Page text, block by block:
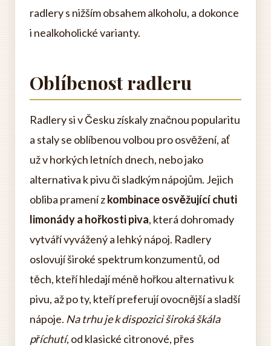
radlery s nižším obsahem alkoholu, a dokonce
i nealkoholické varianty.
Oblíbenost radleru
Radlery si v Česku získaly značnou popularitu
a staly se oblíbenou volbou pro osvěžení, ať
už v horkých letních dnech, nebo jako
alternativa k pivu či sladkým nápojům. Jejich
obliba pramení zkombinace osvěžující chuti
limonády a hořkosti piva, která dohromady
vytváří vyvážený a lehký nápoj. Radlery
oslovují široké spektrum konzumentů, od
těch, kteří hledají méně hořkou alternativu k
pivu, až po ty, kteří preferují ovocnější a sladší
nápoje. Na trhu je k dispozici široká škála
příchutí, od klasické citronové, přes